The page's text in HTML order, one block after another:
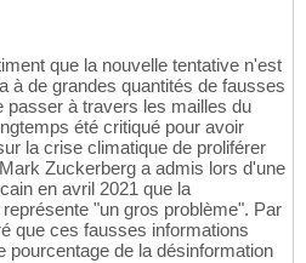
que la nouvelle tentative n'est
à de grandes quantités de fausses
passer à travers les mailles du
été critiqué pour avoir
la crise climatique de proliférer
Zuckerberg a admis lors d'une
en avril 2021 que la
"un gros problème". Par
que ces fausses informations
pourcentage de la désinformation